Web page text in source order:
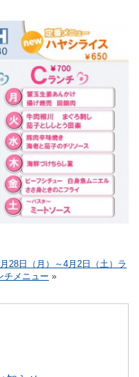
28日（月）～4月2日（土）ラ
チメニュー »